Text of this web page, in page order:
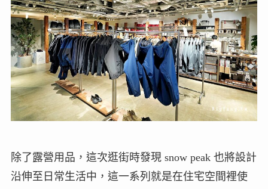
除了露營用品，這次逛街時發現 snow peak 也將設計
沿伸至日常生活中，這一系列就是在住宅空間裡使